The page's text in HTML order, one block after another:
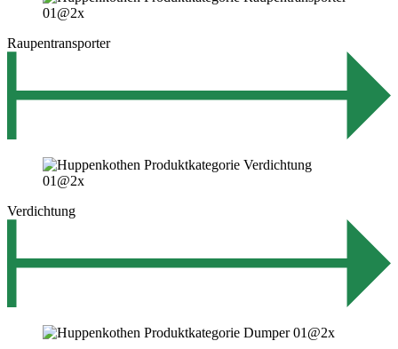
Raupentransporter
Verdichtung